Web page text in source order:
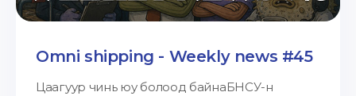
Omni shipping - Weekly news #45
Цаагуур чинь юу болоод байнаБНСУ-н